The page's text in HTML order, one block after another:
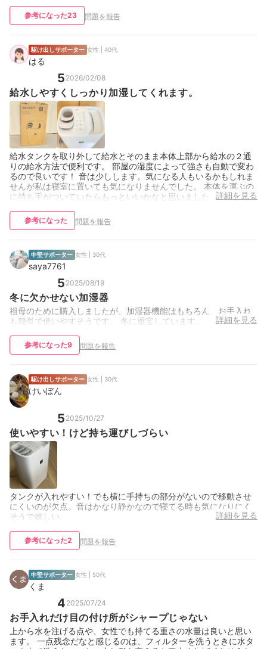
参考になった23 問題を報告
駆け出しサポーター 女性 | 40代
はる
5 2026/02/08
給水しやすくしっかり加湿してくれます。
給水タンクを取り外して給水とそのまま本体上部から給水の２通
りの給水方法で便利です。 部屋の湿度によって強さも自動で変わ
るので良いです！ 音は少しします。気になる人もいるかもしれま
せんが私は寝室に置いても気になりませんでした。 本体を運ぶの
に持ち手がついていたらもっといいかなと思いました。詳細を見る
参考になった 問題を報告
中堅サポーター 女性 | 30代
saya7761
5 2025/08/19
冬に欠かせない加湿器
祖母のために購入しましたが、加湿器機能はもちろん、お手入れ
も簡単で使いやすそうです。 冬に重宝しています。
詳細を見る
参考になった9 問題を報告
駆け出しサポーター 女性 | 30代
けいぼん
5 2025/10/27
使いやすい！けど持ち運びしづらい
タンクが入れやすい！でも横に手持ちの部分がないので移動させ
にくいのが欠点。音はかなり静かなので寝てる時も気になりにく
そうで嬉しい。
詳細を見る
参考になった2 問題を報告
中堅サポーター 女性 | 50代
くま
4 2025/07/24
お手入れだけ目の付け所がシャープじゃない
上から水を注げる点や、女性でも持てる重さの水量は良いと思い
ます。 一点残念だなと感じるのは、フィルターを洗うときに水タ